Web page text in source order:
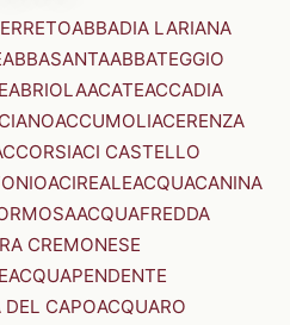
ABBADIA LARIANA
ABBASANTAABBATEGGIO
ABRIOLAACATEACCADIA
ACCUMOLIACERENZA
ACI CASTELLO
ACIREALEACQUACANINA
ACQUAFREDDA
CREMONESE
ACQUAPENDENTE
DEL CAPOACQUARO